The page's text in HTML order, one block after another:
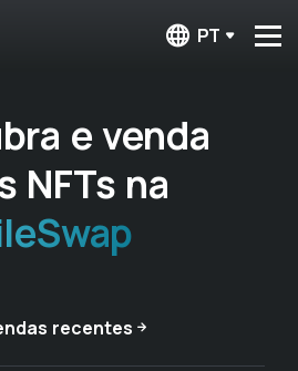
PT
e venda
NFTs na
recentes